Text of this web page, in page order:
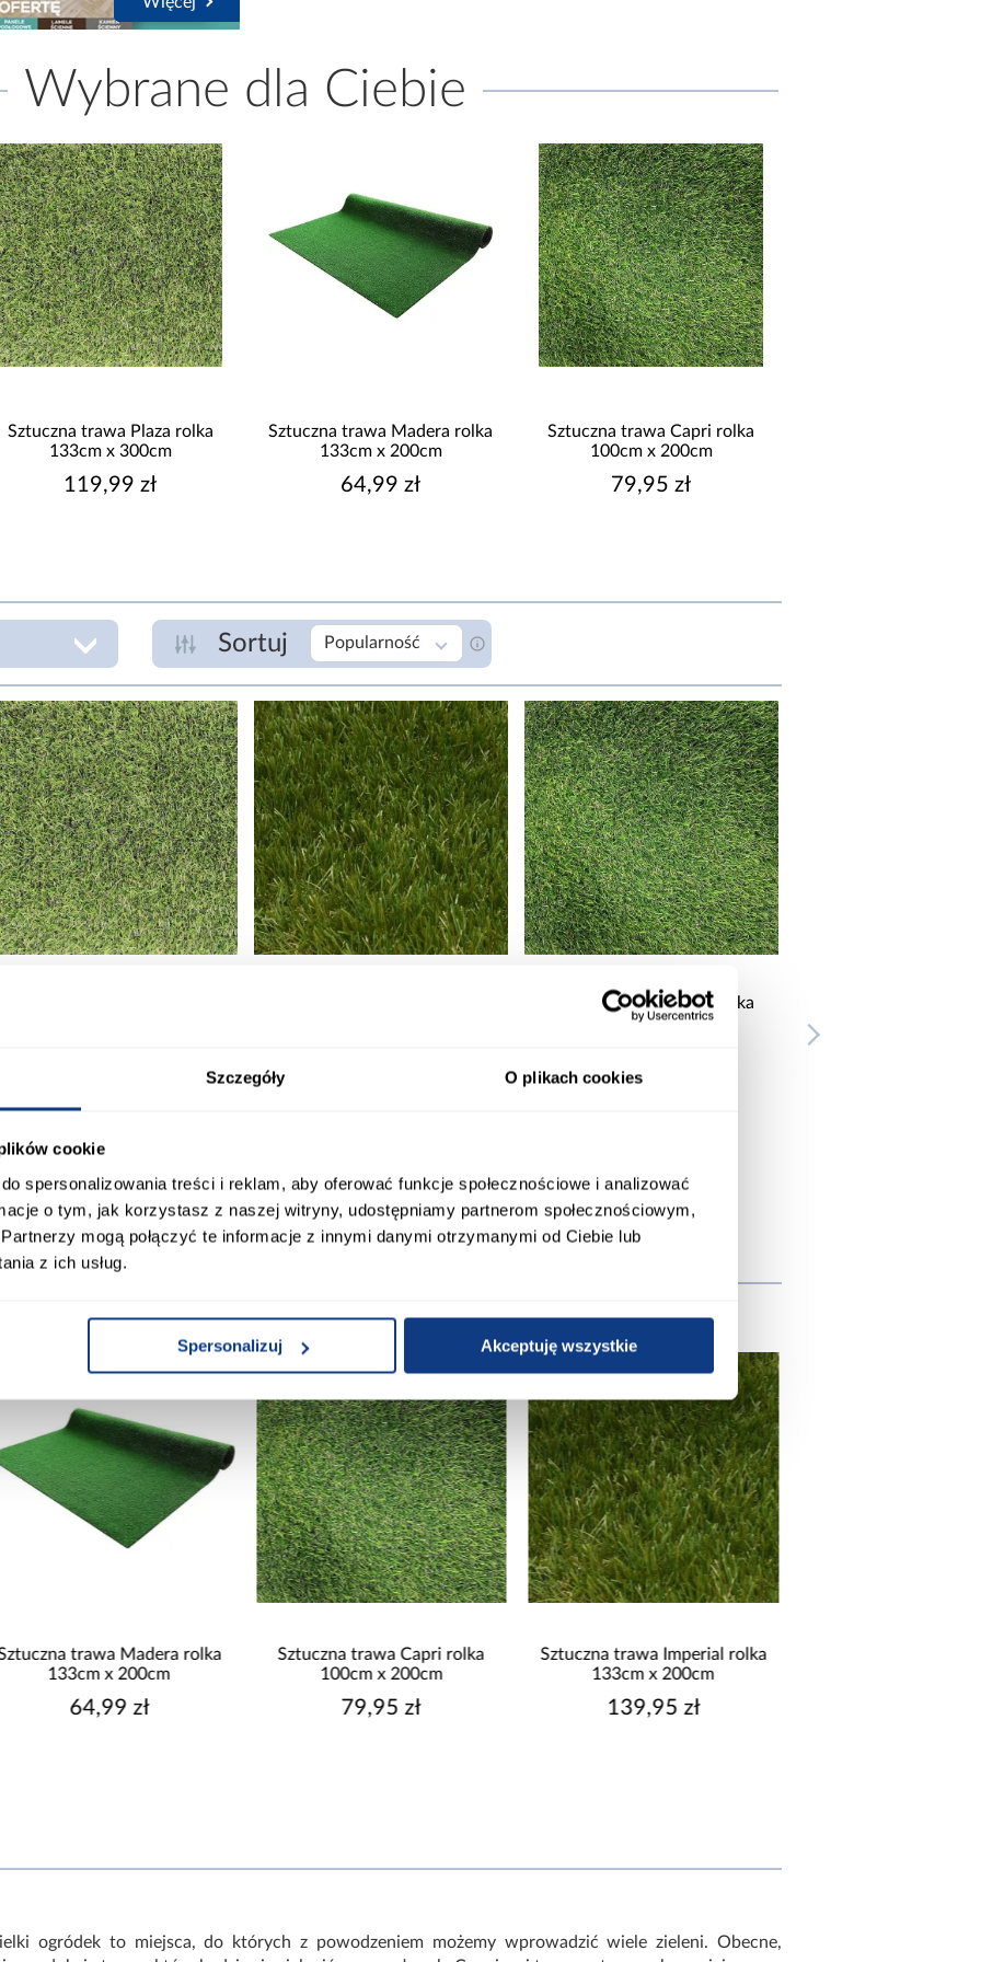
Szczegóły O plikach cookies
cookie
spersonalizowania treści i reklam, aby oferować funkcje społecznościowe i analizować
o tym, jak korzystasz z naszej witryny, udostępniamy partnerom społecznościowym,
mogą połączyć te informacje z innymi danymi otrzymanymi od Ciebie lub
z ich usług.
Spersonalizuj Akceptuję wszystkie
Wybrane dla Ciebie
Sztuczna trawa Plaza rolka
133cm x 300cm
119,99 zł
Sztuczna trawa Madera rolka
133cm x 200cm
64,99 zł
Sztuczna trawa Capri rolka
100cm x 200cm
79,95 zł
Sortuj Popularność
zł
SZEROKOŚĆ [M]
1
1,33
WYMIARY (CM)
100x200
133x200
133x300
WYSOKOŚĆ CAŁKOWITA
(MM)
10
18
27
38
WYSOKOŚĆ WŁOSA (MM)
Sztuczna trawa Capri rolka
100cm x 200cm
sprawdzali również
Sztuczna trawa Capri rolka
100cm x 200cm
79,95 zł
Sztuczna trawa Imperial rolka
133cm x 200cm
139,95 zł
Sztuczna trawa Plaza rolka
133cm x 300cm
119,99 zł
ogródek to miejsca, do których z powodzeniem możemy wprowadzić wiele zieleni. Obecne,